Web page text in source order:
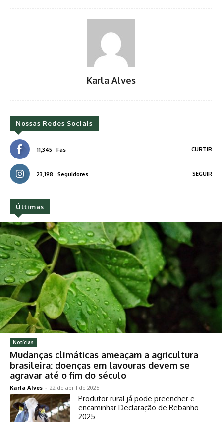
Karla Alves
Nossas Redes Sociais
11,345 Fãs CURTIR
23,198 Seguidores SEGUIR
Últimas
Notícias
Mudanças climáticas ameaçam a agricultura
brasileira: doenças em lavouras devem se
agravar até o fim do século
Karla Alves - 22 de abril de 2025
Produtor rural já pode preencher e
encaminhar Declaração de Rebanho
2025